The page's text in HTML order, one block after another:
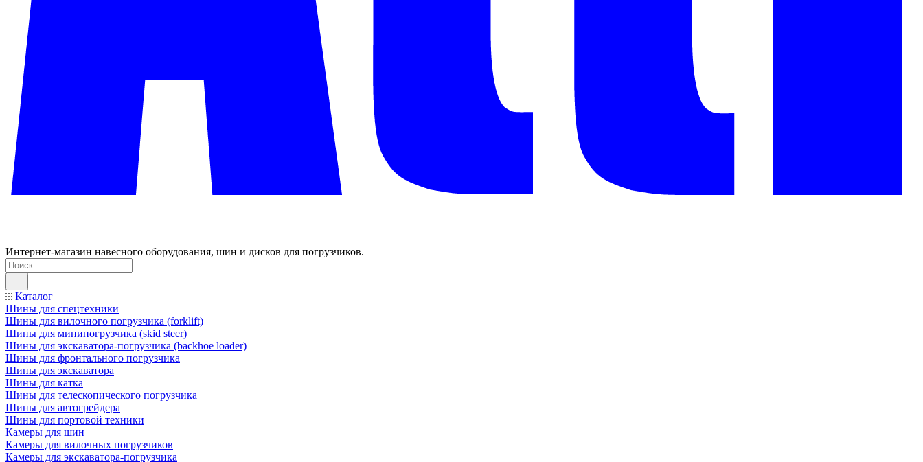
Интернет-магазин навесного оборудования, шин и дисков для погрузчиков.
Каталог
Шины для спецтехники
Шины для вилочного погрузчика (forklift)
Шины для минипогрузчика (skid steer)
Шины для экскаватора-погрузчика (backhoe loader)
Шины для фронтального погрузчика
Шины для экскаватора
Шины для катка
Шины для телескопического погрузчика
Шины для автогрейдера
Шины для портовой техники
Камеры для шин
Камеры для вилочных погрузчиков
Камеры для экскаватора-погрузчика